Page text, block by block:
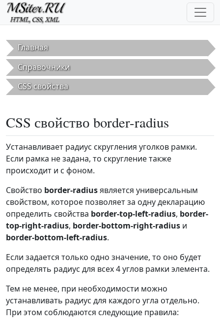
Перейти к основному содержанию
Главная
Справочники
CSS свойства
CSS свойство border-radius
Устанавливает радиус скругления уголков рамки.
Если рамка не задана, то скругление также
происходит и с фоном.
Свойство border-radiusявляется универсальным
свойством, которое позволяет за одну декларацию
определить свойства border-top-left-radius, border-
top-right-radius, border-bottom-right-radius и
border-bottom-left-radius.
Если задается только одно значение, то оно будет
определять радиус для всех 4 углов рамки элемента.
Тем не менее, при необходимости можно
устанавливать радиус для каждого угла отдельно.
При этом соблюдаются следующие правила: